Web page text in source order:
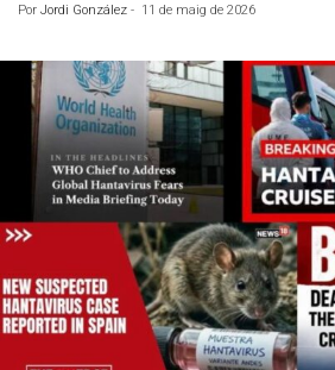
Por Jordi González - 11 de maig de 2026